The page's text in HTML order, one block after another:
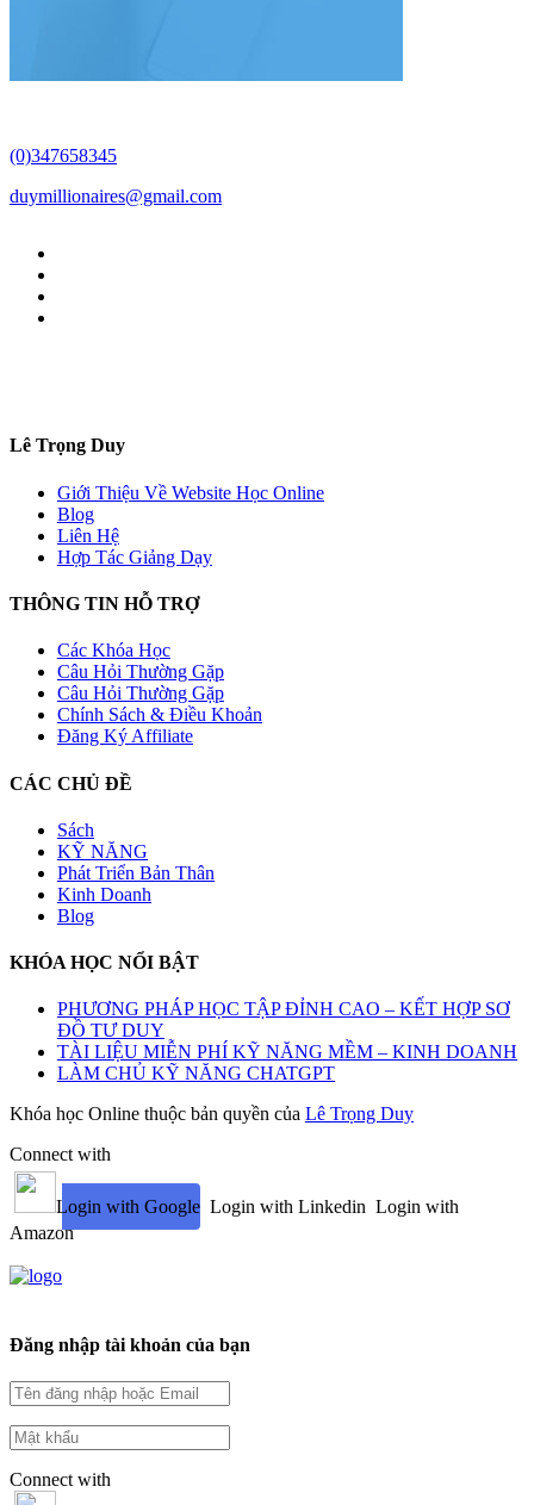
(0)347658345
duymillionaires@gmail.com
Lê Trọng Duy
Giới Thiệu Về Website Học Online
Blog
Liên Hệ
Hợp Tác Giảng Dạy
THÔNG TIN HỖ TRỢ
Các Khóa Học
Câu Hỏi Thường Gặp
Câu Hỏi Thường Gặp
Chính Sách & Điều Khoản
Đăng Ký Affiliate
CÁC CHỦ ĐỀ
Sách
KỸ NĂNG
Phát Triển Bản Thân
Kinh Doanh
Blog
KHÓA HỌC NỔI BẬT
PHƯƠNG PHÁP HỌC TẬP ĐỈNH CAO – KẾT HỢP SƠ
ĐỒ TƯ DUY
TÀI LIỆU MIỄN PHÍ KỸ NĂNG MỀM – KINH DOANH
LÀM CHỦ KỸ NĂNG CHATGPT
Khóa học Online thuộc bản quyền của Lê Trọng Duy
Connect with
Login with Google Login with Linkedin Login with
Amazon
Đăng nhập tài khoản của bạn
Connect with